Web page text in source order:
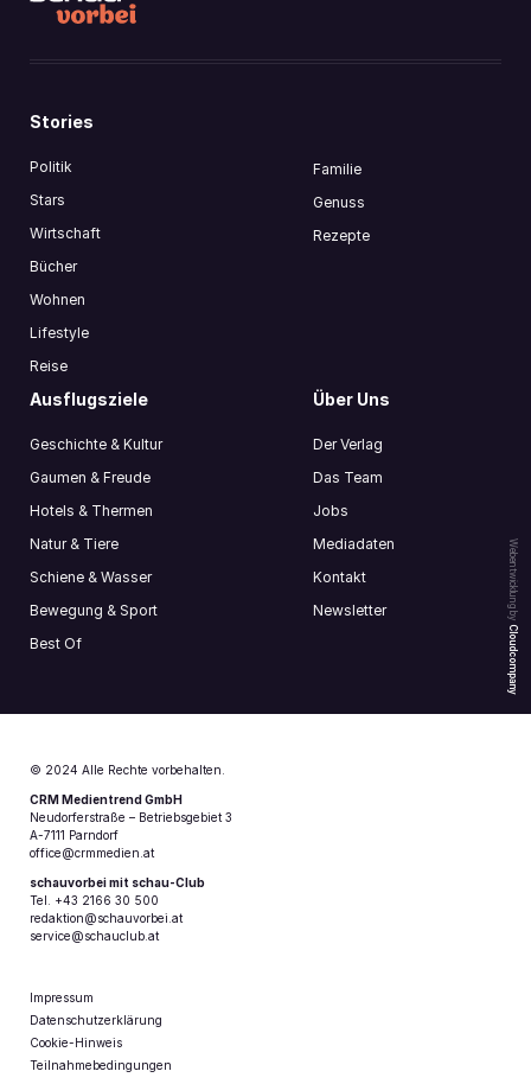
Webentwicklung by
Cloudcompany
Stories
Politik
Stars
Wirtschaft
Bücher
Wohnen
Lifestyle
Reise
Familie
Genuss
Rezepte
Ausflugsziele
Geschichte & Kultur
Gaumen & Freude
Hotels & Thermen
Natur & Tiere
Schiene & Wasser
Bewegung & Sport
Best Of
Über Uns
Der Verlag
Das Team
Jobs
Mediadaten
Kontakt
Newsletter
© 2024 Alle Rechte vorbehalten.
CRM Medientrend GmbH
Neudorferstraße – Betriebsgebiet 3
A-7111 Parndorf
office@crmmedien.at
schauvorbei mit schau-Club
Tel. +43 2166 30 500
redaktion@schauvorbei.at
service@schauclub.at
Impressum
Datenschutzerklärung
Cookie-Hinweis
Teilnahmebedingungen